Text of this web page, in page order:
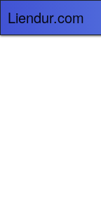
Liendur.com